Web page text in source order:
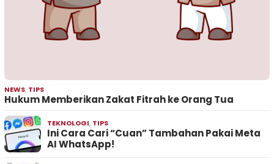
NEWS, TIPS
Hukum Memberikan Zakat Fitrah ke Orang Tua
TEKNOLOGI, TIPS
Ini Cara Cari “Cuan” Tambahan Pakai Meta
AI WhatsApp!